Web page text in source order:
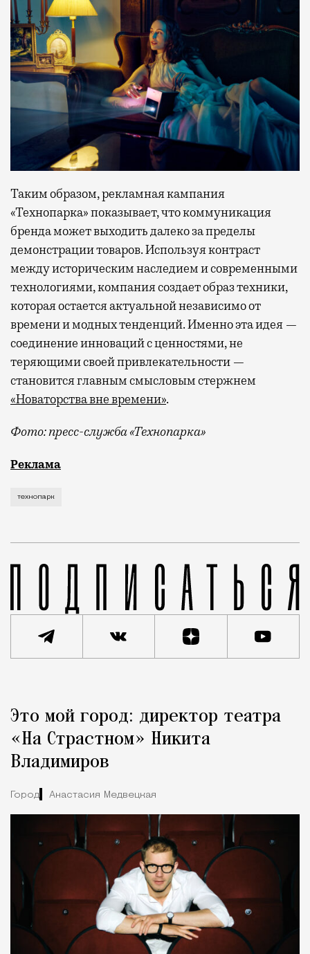
Таким образом, рекламная кампания
«Технопарка» показывает, что коммуникация
бренда может выходить далеко за пределы
демонстрации товаров. Используя контраст
между историческим наследием и современными
технологиями, компания создает образ техники,
которая остается актуальной независимо от
времени и модных тенденций. Именно эта идея —
соединение инноваций с ценностями, не
теряющими своей привлекательности —
становится главным смысловым стержнем
«Новаторства вне времени».
Фото: пресс-служба «Технопарка»
Рекламные кампании техники редко выходят за
Реклама
технопарк
Город
Это мой город: директор театра
«На Страстном» Никита
Владимиров
Город Анастасия Медвецкая